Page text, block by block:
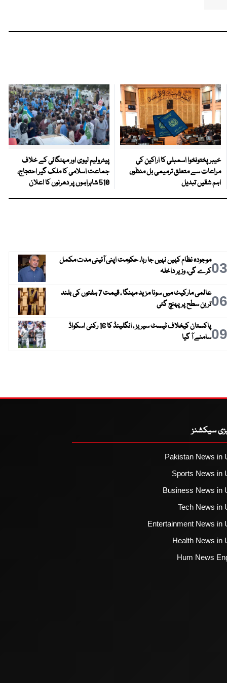
خیبرپختونخوا اسمبلی کا اراکین کی
مراعات سے متعلق ترمیمی بل منظور،
اہم شقیں تبدیل
پیٹرولیم لیوی اور مہنگائی کے خلاف
جماعت اسلامی کا ملک گیر احتجاج،
510 شاہراہوں پر دھرنوں کا اعلان
03موجودہ نظام کہیں نہیں جا رہا، حکومت اپنی آئینی مدت مکمل
کرے گی، وزیر داخلہ
06
عالمی مارکیٹ میں سونا مزید مہنگا ، قیمت 7 ہفتوں کی بلند
ترین سطح پر پہنچ گئی
09
پاکستان کیخلاف ٹیسٹ سیریز ، انگلینڈ کا 16 رکنی اسکواڈ
سامنے آ گیا
سیکشنز
Pakistan News in
Sports News in
Business News in
Tech News in
Entertainment News in
Health News in
Hum News